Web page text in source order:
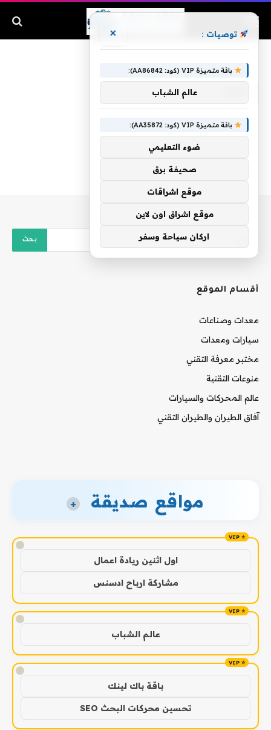
أقسام الموقع
معدات وصناعات
سيارات ومعدات
مختبر معرفة التقني
منوعات التقنية
عالم المحركات والسيارات
آفاق الطيران والطيران التقني
مواقع صديقة +
!
اول اثنين ريادة اعمال
مشاركة ارباح ادسنس
!
عالم الشباب
!
باقة باك لينك
تحسين محركات البحث SEO
توصيات : ×
باقة متميزة VIP (كود: AA86842):
عالم الشباب
باقة متميزة VIP (كود: AA35872):
ضوء التعليمي
صحيفة برق
موقع اشراقات
موقع اشراق اون لاين
اركان سياحة وسفر